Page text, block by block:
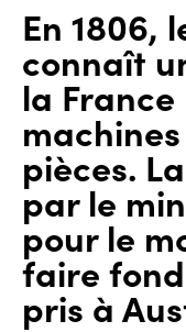
En 1806,
connaît
la
pièces.
par le
pour le
faire
pris à